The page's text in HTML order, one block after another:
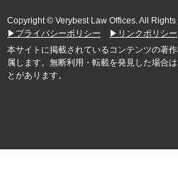
Copyright © Verybest Law Offices. All
▶プライバシーポリシー
▶リンクポリシー
本サイトに掲載されているコンテンツの著
属します。無断利用・転載を発見した場合
とがあります。